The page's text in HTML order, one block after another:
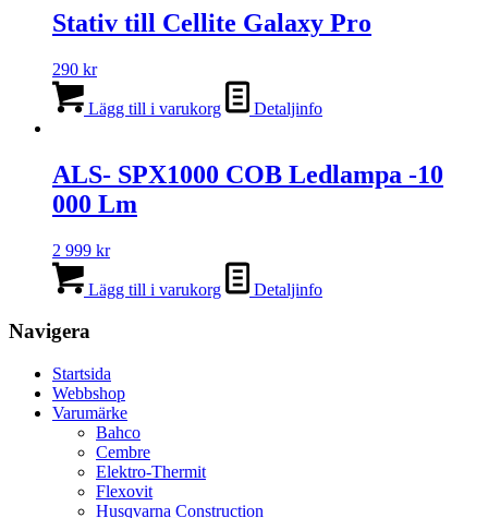
Stativ till Cellite Galaxy Pro
290 kr
Lägg till i varukorg Detaljinfo
ALS- SPX1000 COB Ledlampa -10
000 Lm
2 999 kr
Lägg till i varukorg Detaljinfo
Navigera
Startsida
Webbshop
Varumärke
Bahco
Cembre
Elektro-Thermit
Flexovit
Husqvarna Construction